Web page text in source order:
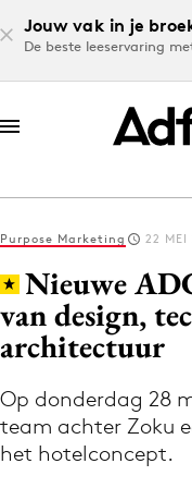
Jouw vak in je
De beste leeservaring
Log in
Volg het laatste
Purpose Marketing 22 MEI
Nieuwe
van design,
architectuur
Op donderdag 28
team achter Zoku
het hotelconcept.